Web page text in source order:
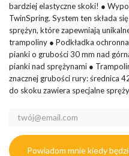
bardziej elastyczne skoki! ●
TwinSpring. System ten składa
sprężyn, które zapewniają
trampoliny ● Podkładka
pianki o grubości 30 mm nad
pianki nad sprężynami ●
znacznej grubości rury: średnica
do skoku zawiera specjalne
Powiadom mnie kiedy